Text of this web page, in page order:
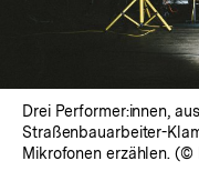
Drei Performer:innen,
Straßenbauarbeiter-
Mikrofonen erzählen. (©